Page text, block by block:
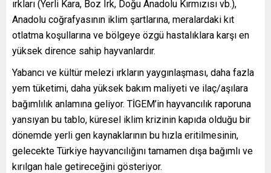
ırkları (Yerli Kara, Boz Irk, Doğu Anadolu Kırmızısı vb.),
Anadolu coğrafyasının iklim şartlarına, meralardaki kıt
otlatma koşullarına ve bölgeye özgü hastalıklara karşı en
yüksek dirence sahip hayvanlardır.
Yabancı ve kültür melezi ırkların yaygınlaşması, daha fazla
yem tüketimi, daha yüksek bakım maliyeti ve ilaç/aşılara
bağımlılık anlamına geliyor. TİGEM’in hayvancılık raporuna
yansıyan bu tablo, küresel iklim krizinin kapıda olduğu bir
dönemde yerli gen kaynaklarının bu hızla eritilmesinin,
gelecekte Türkiye hayvancılığını tamamen dışa bağımlı ve
kırılgan hale getireceğini gösteriyor.